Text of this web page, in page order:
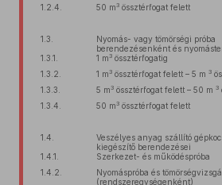
1.2.4.
50 m 3össztérfogat felett
1.3.
Nyomás- vagy tömörségi próba
berendezésenként és
1.3.1.
1 m 3össztérfogatig
1.3.2.
1 m 3össztérfogat felett – 5 m 3
1.3.3.
5 m 3össztérfogat felett – 50 m 3
1.3.4.
50 m 3össztérfogat felett
1.4.
Veszélyes anyag szállító
kiegészítő berendezései
1.4.1.
Szerkezet- és működéspróba
1.4.2.
Nyomáspróba és
(rendszeregységenként)